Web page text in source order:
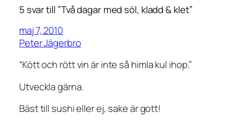
5 svar till ”Två dagar med söl, kladd & klet”
maj 7, 2010
Peter Jägerbro
“Kött och rött vin är inte så himla kul ihop.”
Utveckla gärna.
Bäst till sushi eller ej, sake är gott!